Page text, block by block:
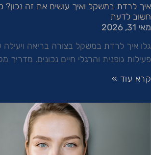
איך לרדת במשקל ואיך עושים את זה
חשוב לדעת
מאי 31, 2026
גלו איך לרדת במשקל בצורה בריאה ויעילה
פעילות גופנית והרגלי חיים נכונים. מדריך
קרא עוד »